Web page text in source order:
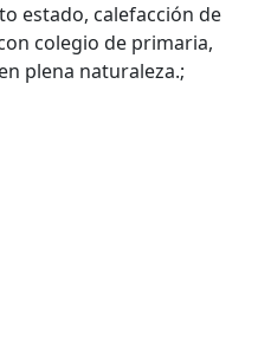
estado, calefacción de
colegio de primaria,
plena naturaleza.;